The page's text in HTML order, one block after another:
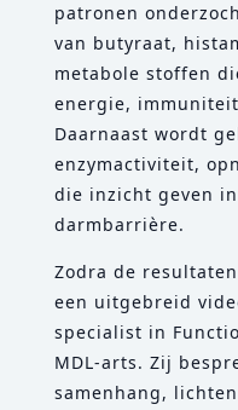
patronen
van butyraat,
metabole stoffen
energie,
Daarnaast wordt
enzymactiviteit,
die inzicht geven
darmbarrière.
Zodra de
een uitgebreid
specialist in
MDL-arts. Zij
samenhang,